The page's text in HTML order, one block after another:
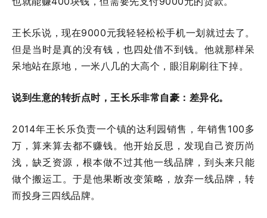
王长乐说，现在9000元我轻轻松松手机一划就过去了。
但是当时是真的没有钱，也四处借不到钱。他就那样呆
呆地站在原地，一米八几的大高个，眼泪刷刷往下掉。
说到生意的转折点时，王长乐非常自豪：差异化。
2014年王长乐负责一个镇的达利园销售，年销售100多
万，算来算去都不赚钱。他开始反思，发现自己资历尚
浅，缺乏资源，根本做不过其他一线品牌，到头来只能
做个搬运工。于是他果断改变策略，放弃一线品牌，转
而投身三四线品牌。